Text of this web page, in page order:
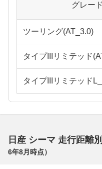
グレード
ツーリング(AT_3.0)
タイプIIIリミテッド
タイプIIIリミテッド
日産 シーマ 走行距離
6年8月 時点）